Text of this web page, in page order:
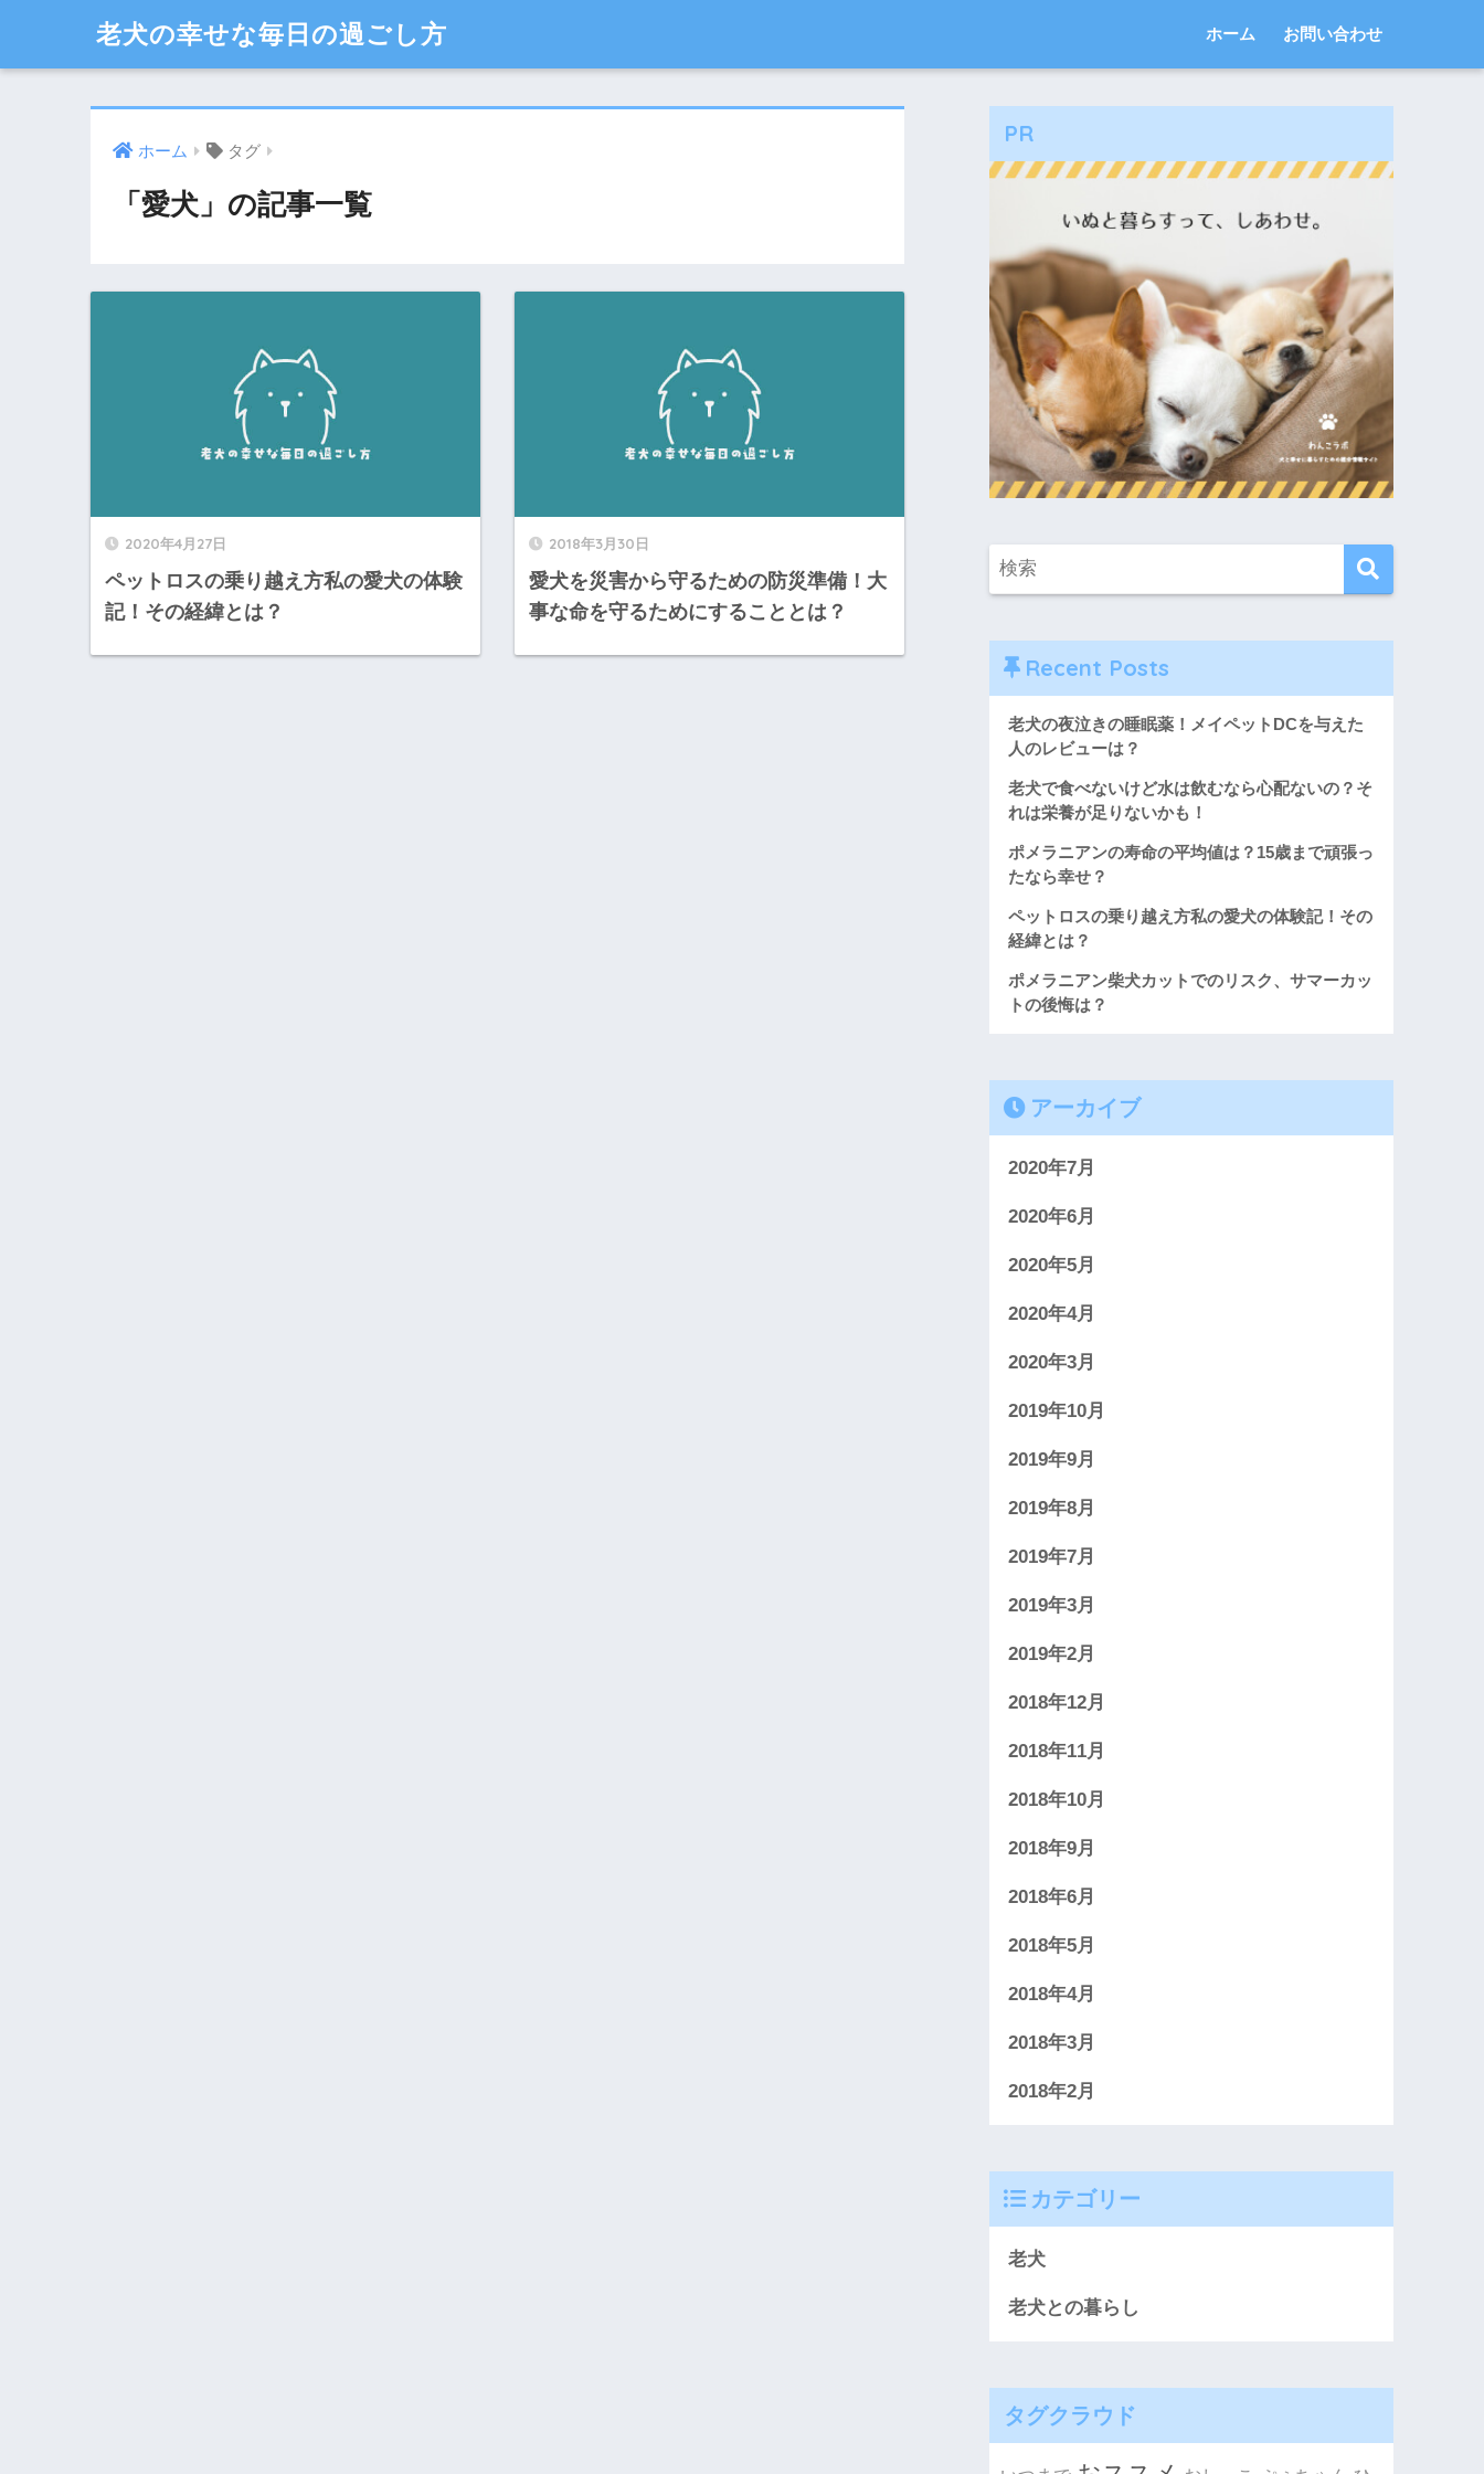
老犬の幸せな毎日の過ごし方 ホーム お問い合わせ
ホーム タグ
「愛犬」の記事一覧
2020年4月27日
ペットロスの乗り越え方私の愛犬の体験
記！その経緯とは？
2018年3月30日
愛犬を災害から守るための防災準備！大
事な命を守るためにすることとは？
PR
Recent Posts
老犬の夜泣きの睡眠薬！メイペットDCを与えた
人のレビューは？
老犬で食べないけど水は飲むなら心配ないの？そ
れは栄養が足りないかも！
ポメラニアンの寿命の平均値は？15歳まで頑張っ
たなら幸せ？
ペットロスの乗り越え方私の愛犬の体験記！その
経緯とは？
ポメラニアン柴犬カットでのリスク、サマーカッ
トの後悔は？
アーカイブ
2020年7月
2020年6月
2020年5月
2020年4月
2020年3月
2019年10月
2019年9月
2019年8月
2019年7月
2019年3月
2019年2月
2018年12月
2018年11月
2018年10月
2018年9月
2018年6月
2018年5月
2018年4月
2018年3月
2018年2月
カテゴリー
老犬
老犬との暮らし
タグクラウド